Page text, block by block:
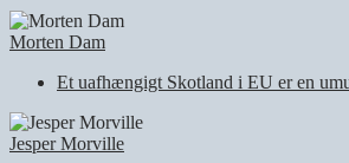
Morten Dam
Et uafhængigt Skotland i EU er en
Jesper Morville